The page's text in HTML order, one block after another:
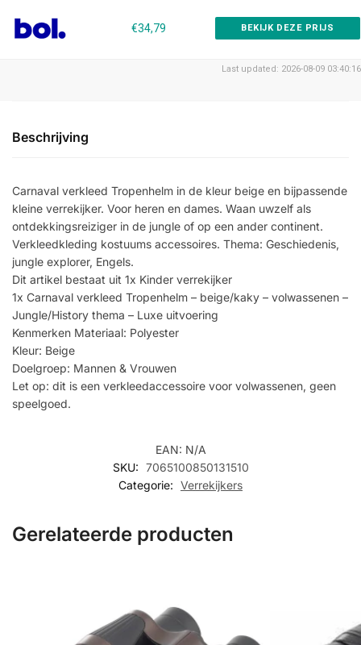
€34,79 BEKIJK DEZE PRIJS
Last updated: 2026-08-09 03:40:16
Beschrijving
Carnaval verkleed Tropenhelm in de kleur beige en bijpassende
kleine verrekijker. Voor heren en dames. Waan uwzelf als
ontdekkingsreiziger in de jungle of op een ander continent.
Verkleedkleding kostuums accessoires. Thema: Geschiedenis,
jungle explorer, Engels.
Dit artikel bestaat uit 1x Kinder verrekijker
1x Carnaval verkleed Tropenhelm – beige/kaky – volwassenen –
Jungle/History thema – Luxe uitvoering
Kenmerken Materiaal: Polyester
Kleur: Beige
Doelgroep: Mannen & Vrouwen
Let op: dit is een verkleedaccessoire voor volwassenen, geen
speelgoed.
EAN: N/A
SKU: 7065100850131510
Categorie: Verrekijkers
Gerelateerde producten